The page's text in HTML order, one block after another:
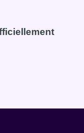
dans des lieux
officiellement